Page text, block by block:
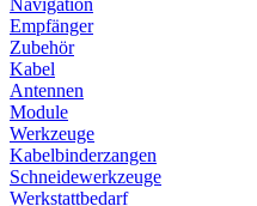
Empfänger
Zubehör
Kabel
Antennen
Module
Werkzeuge
Kabelbinderzangen
Schneidewerkzeuge
Werkstattbedarf